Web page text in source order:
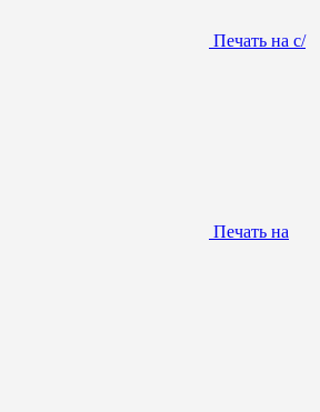
Печать на с/
Печать на